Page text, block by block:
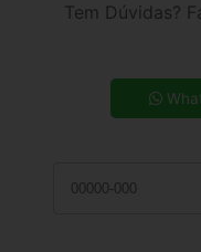
5x de R$ 19,99
6x de R$ 16,86
9x de R$ 11,64
Tem Dúvidas?